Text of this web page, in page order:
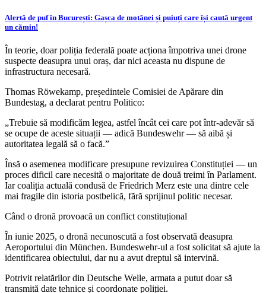
Alertă de puf în București: Gașca de motănei și puiuți care își caută urgent
un cămin!
În teorie, doar poliția federală poate acționa împotriva unei drone
suspecte deasupra unui oraș, dar nici aceasta nu dispune de
infrastructura necesară.
Thomas Röwekamp, președintele Comisiei de Apărare din
Bundestag, a declarat pentru Politico:
„Trebuie să modificăm legea, astfel încât cei care pot într-adevăr să
se ocupe de aceste situații — adică Bundeswehr — să aibă și
autoritatea legală să o facă.”
Însă o asemenea modificare presupune revizuirea Constituției — un
proces dificil care necesită o majoritate de două treimi în Parlament.
Iar coaliția actuală condusă de Friedrich Merz este una dintre cele
mai fragile din istoria postbelică, fără sprijinul politic necesar.
Când o dronă provoacă un conflict constituțional
În iunie 2025, o dronă necunoscută a fost observată deasupra
Aeroportului din München. Bundeswehr-ul a fost solicitat să ajute la
identificarea obiectului, dar nu a avut dreptul să intervină.
Potrivit relatărilor din Deutsche Welle, armata a putut doar să
transmită date tehnice și coordonate poliției.